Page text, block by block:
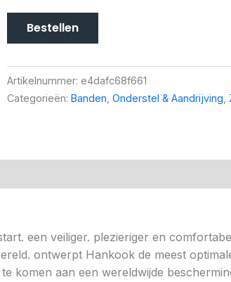
Bestellen
Artikelnummer: e4dafc68f661
Categorieën: Banden Onderstel & Aandrijving
een veiliger. plezieriger en
ontwerpt Hankook de meest
komen aan een wereldwijde